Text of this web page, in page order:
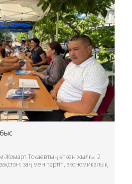
Жомарт Тоқаевтың өткен жылғы 2
заң мен тәртіп, экономикалық